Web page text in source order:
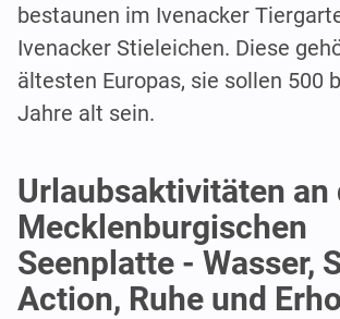
bestaunen im Ivenacker
Ivenacker Stieleichen. Diese
ältesten Europas, sie sollen 500
Jahre alt sein.
Urlaubsaktivitäten an
Mecklenburgischen
Seenplatte - Wasser,
Action, Ruhe und